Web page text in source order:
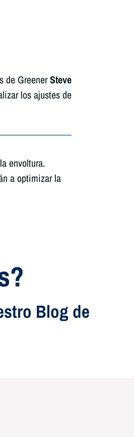
de GreenerSteve
los ajustes de
envoltura.
a optimizar la
Blog de